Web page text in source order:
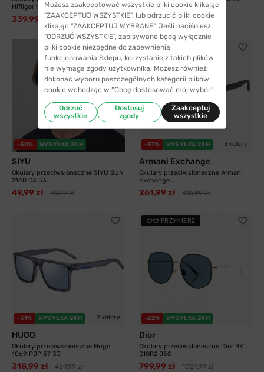
Hifliger 1811...
339,99 zł 538,99 zł
8055 003 58...
325,99 zł 413,99 zł
-50% WYSYŁKA 24H
SIYU
Okulary przeciwsłoneczne SIYU SUN
2140 C3 53...
49,99 zł 99,99 zł
-37% WYSYŁKA 24H 3 kolory
Armani Exchange
Okulary przeciwsłoneczne Armani
Exchange...
261,99 zł 416,99 zł
-31% WYSYŁKA 24H 2 kolory
HUGO
Okulary przeciwsłoneczne Hugo
1069 PJP 57 3J
318,99 zł 459,99 zł
PRZYMIERZ
-22% WYSYŁKA 24H
Dior
Okulary przeciwsłoneczne Dior BY
DIOR2 J5G
799,99 zł 1021,99 zł
Możesz zaakceptować wszystkie pliki cookie klikając
"ZAAKCEPTUJ WSZYSTKIE", lub odrzucić pliki cookie
klikając "ZAAKCEPTUJ WYBRANE". Jeśli naciśniesz
"ODRZUĆ WSZYSTKIE", zapisywane będą wyłącznie
pliki cookie niezbędne do zapewnienia
funkcjonowania Sklepu, korzystanie z takich plików
nie wymaga zgody użytkownika. Możesz również
dokonać wyboru poszczególnych kategorii plików
cookie wchodząc w “Chcę dostosować mój wybór”.
Odrzuć
wszystkie
Dostosuj
zgody
Zaakceptuj
wszystkie